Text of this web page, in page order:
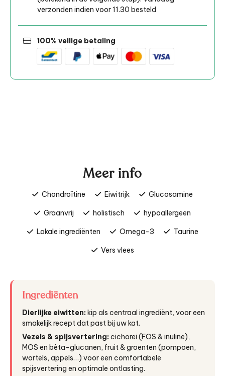
verzonden indien voor 11.30 besteld
100% veilige betaling
Meer info
Chondroïtine Eiwitrijk Glucosamine
Graanvrij holistisch hypoallergeen
Lokale ingrediënten Omega-3 Taurine
Vers vlees
Ingrediënten
Dierlijke eiwitten: kip als centraal ingrediënt, voor een
smakelijk recept dat past bij uw kat.
Vezels & spijsvertering: cichorei (FOS & inuline),
MOS en bèta-glucanen, fruit & groenten (pompoen,
wortels, appels…) voor een comfortabele
spijsvertering en optimale ontlasting.